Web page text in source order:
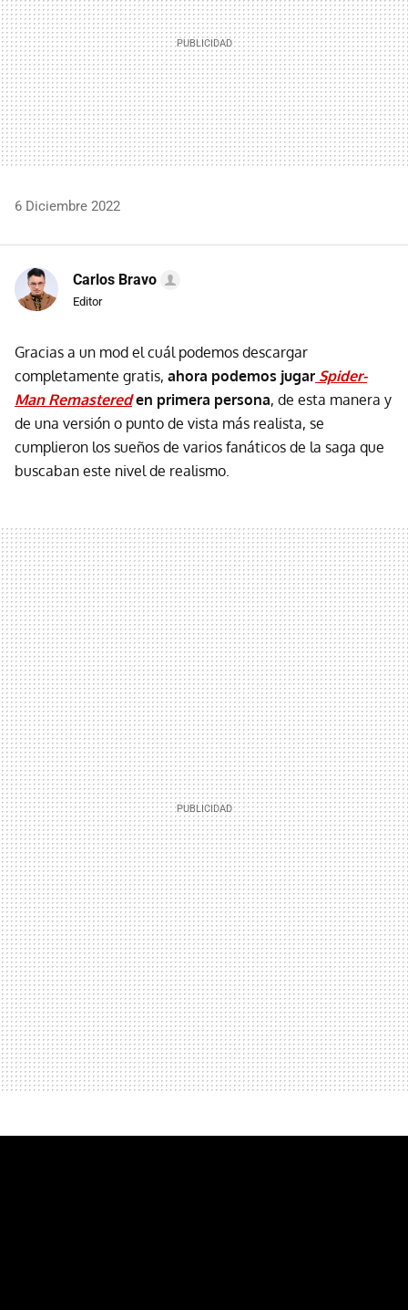
6 Diciembre 2022
Carlos Bravo
Editor
Gracias a un mod el cuál podemos descargar
completamente gratis, ahora podemos jugar Spider-
Man Remastereden primera persona, de esta manera y
de una versión o punto de vista más realista, se
cumplieron los sueños de varios fanáticos de la saga que
buscaban este nivel de realismo.